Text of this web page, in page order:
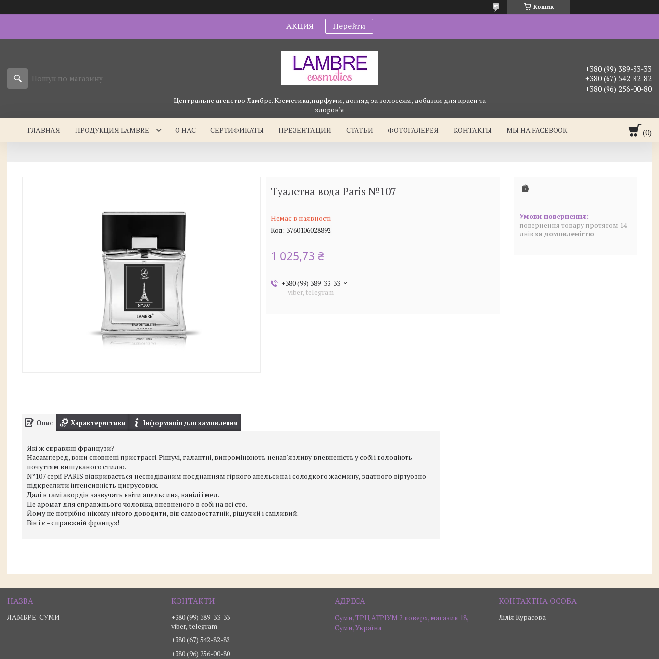
Кошик
АКЦИЯ Перейти
Центральне агенство Ламбре. Косметика,парфуми, догляд за волоссям, добавки для краси та
здоров'я
+380 (99) 389-33-33
+380 (67) 542-82-82
+380 (96) 256-00-80
ГЛАВНАЯ ПРОДУКЦИЯ LAMBRE О НАС СЕРТИФИКАТЫ ПРЕЗЕНТАЦИИ СТАТЬИ ФОТОГАЛЕРЕЯ КОНТАКТЫ МЫ НА FACEBOOK
Туалетна вода Paris №107
Немає в наявності
Код: 3760106028892
1 025,73 ₴
+380 (99) 389-33-33
viber, telegram
повернення товару протягом 14
днів за домовленістю
Опис Характеристики Інформація для замовлення
Які ж справжні французи?
Насамперед, вони сповнені пристрасті. Рішучі, галантні, випромінюють ненав'язливу впевненість у собі і володіють
почуттям вишуканого стилю.
N°107 серії PARIS відкривається несподіваним поєднанням гіркого апельсина і солодкого жасмину, здатного віртуозно
підкреслити інтенсивність цитрусових.
Далі в гамі акордів зазвучать квіти апельсина, ванілі і мед.
Це аромат для справжнього чоловіка, впевненого в собі на всі сто.
Йому не потрібно нікому нічого доводити, він самодостатній, рішучий і сміливий.
Він і є – справжній француз!
ЛАМБРЕ-СУМИ
+380 (99) 389-33-33
viber, telegram
+380 (67) 542-82-82
+380 (96) 256-00-80
Суми, ТРЦ АТРІУМ 2 поверх, магазин 18,
Суми, Україна
Лілія Курасова